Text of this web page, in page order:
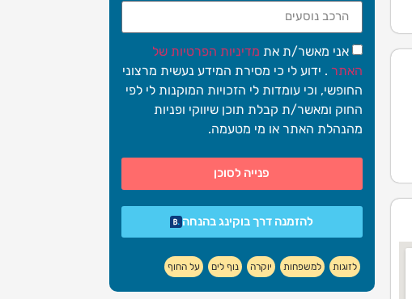
אני מאשר/ת את מדיניות הפרטיות של
האתר . ידוע לי כי מסירת המידע נעשית מרצוני
החופשי, וכי עומדות לי הזכויות המוקנות לי לפי
החוק ומאשר/ת קבלת תוכן שיווקי ופניות
מהנהלת האתר או מי מטעמה.
פנייה לסוכן
להזמנה דרך בוקינג בהנחה
לזוגות למשפחות יוקרה נוף לים על החוף